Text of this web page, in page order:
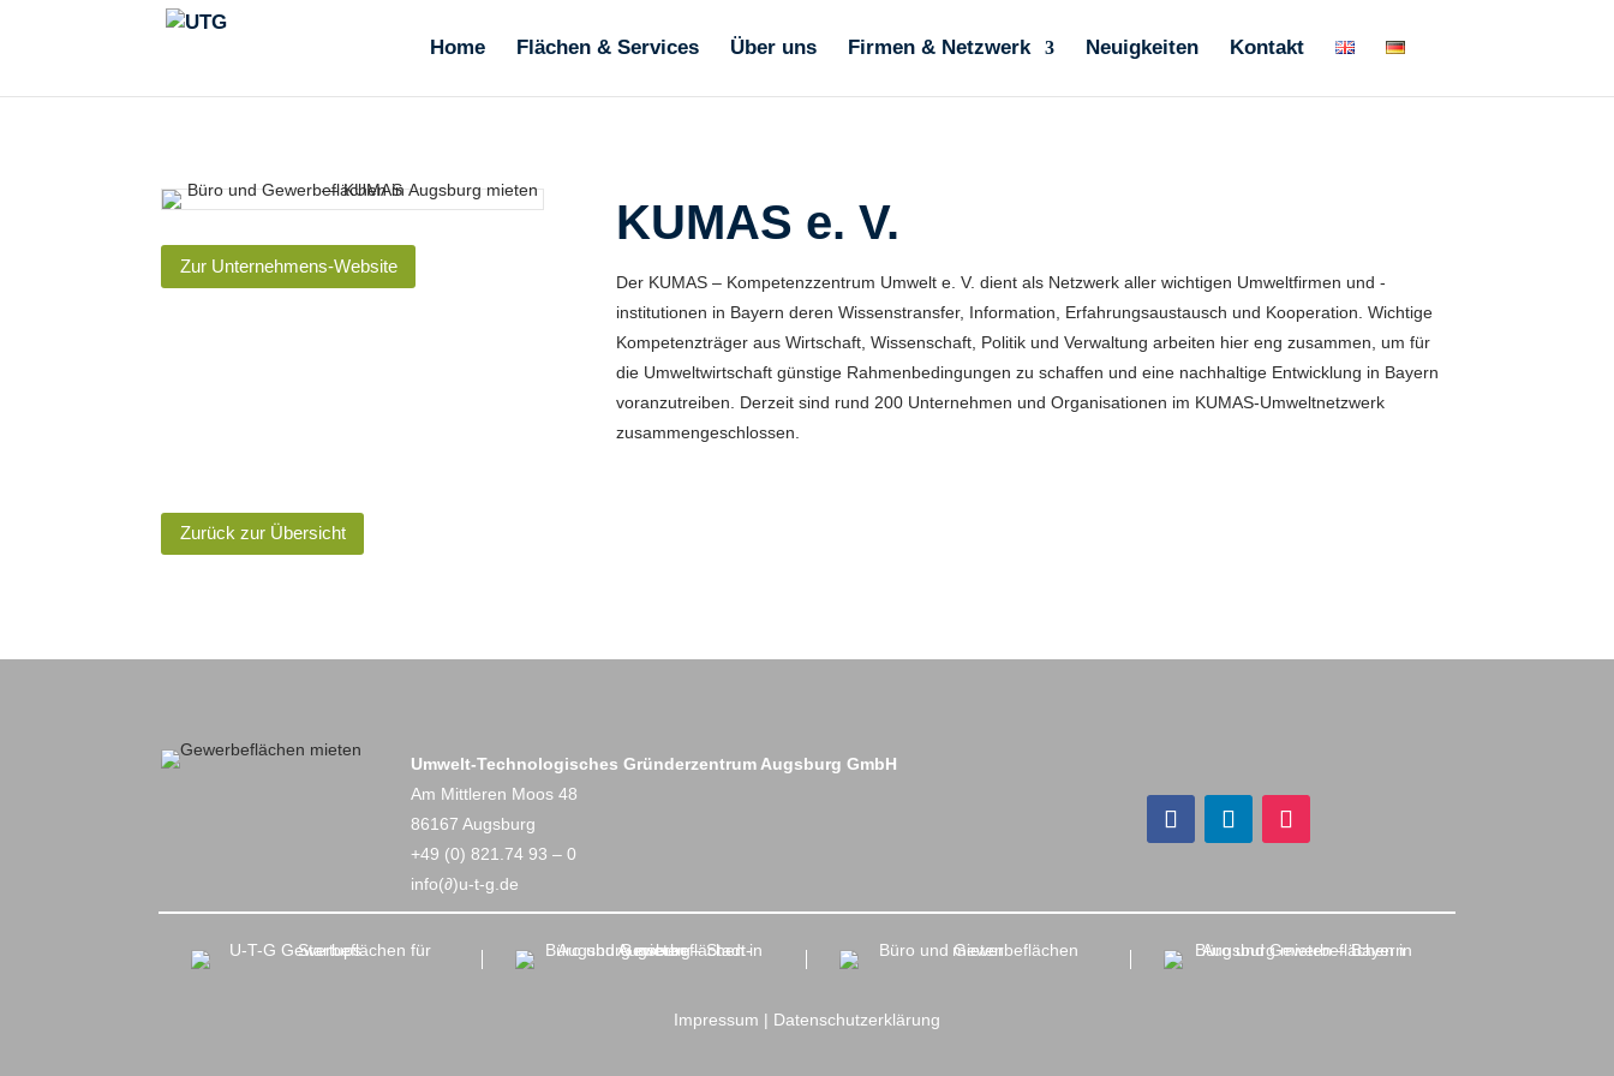
Home Flächen & Services Über uns Firmen & Netzwerk Neuigkeiten Kontakt
Zur Unternehmens-Website
KUMAS e. V.
Der KUMAS – Kompetenzzentrum Umwelt e. V. dient als Netzwerk aller wichtigen Umweltfirmen und -
institutionen in Bayern deren Wissenstransfer, Information, Erfahrungsaustausch und Kooperation. Wichtige
Kompetenzträger aus Wirtschaft, Wissenschaft, Politik und Verwaltung arbeiten hier eng zusammen, um für
die Umweltwirtschaft günstige Rahmenbedingungen zu schaffen und eine nachhaltige Entwicklung in Bayern
voranzutreiben. Derzeit sind rund 200 Unternehmen und Organisationen im KUMAS-Umweltnetzwerk
zusammengeschlossen.
Zurück zur Übersicht
Umwelt-Technologisches Gründerzentrum Augsburg GmbH
Am Mittleren Moos 48
86167 Augsburg
+49 (0) 821.74 93 – 0
info(∂)u-t-g.de
Impressum | Datenschutzerklärung